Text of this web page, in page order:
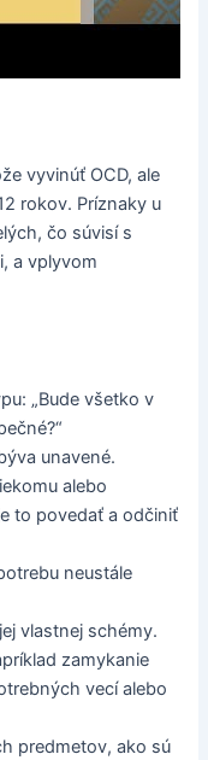
vyvinúť OCD, ale
rokov. Príznaky u
čo súvisí s
a vplyvom
„Bude všetko v
unavené.
alebo
to povedať a odčiniť
neustále
vlastnej schémy.
zamykanie
vecí alebo
predmetov, ako sú